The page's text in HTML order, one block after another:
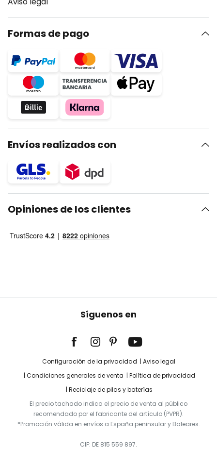
Formas de pago
Envíos realizados con
Opiniones de los clientes
Síguenos en
Configuración de la privacidad
Aviso legal
Condiciones generales de venta
Política de privacidad
Reciclaje de pilas y baterías
El precio tachado indica el precio de venta al público
recomendado por el fabricante del artículo (PVPR).
*Promoción válida en envíos a España peninsular y Baleares.
CIF: DE 815 559 897.